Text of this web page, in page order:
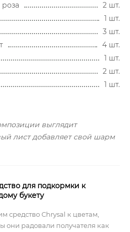
2 шт.
1 шт.
3 шт.
4 шт.
1 шт.
2 шт.
1 шт.
выглядит
лист добавляет свой шарм
для подкормки к
букету
средство Chrysal к цветам,
они радовали получателя как